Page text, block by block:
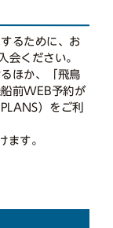
るために、お
ください。
ほか、「飛鳥
前WEB予約が
）をご利
ます。